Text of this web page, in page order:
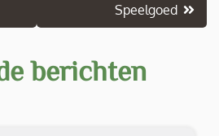
Speelgoed
berichten